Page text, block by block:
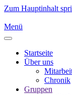
Zum Hauptinhalt
Menü
Startseite
Über uns
Chronik
Gruppen